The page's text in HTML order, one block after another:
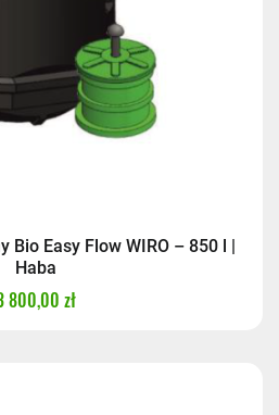
powyżej 3500,00 zł
Bio Easy Flow WIRO – 850 l |
Haba
800,00 zł